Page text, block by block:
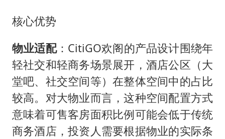
核心优势
物业适配：CitiGO欢阁的产品设计围绕年
轻社交和轻商务场景展开，酒店公区（大
堂吧、社交空间等）在整体空间中的占比
较高。对大物业而言，这种空间配置方式
意味着可售客房面积比例可能会低于传统
商务酒店，投资人需要根据物业的实际条